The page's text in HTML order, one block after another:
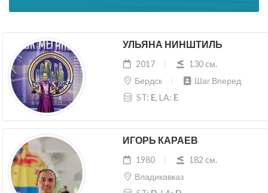
УЛЬЯНА НИНШТИЛЬ
2017
130 cм.
Бердск
Шаг Вперед
ST: E, LA: E
ИГОРЬ КАРАЕВ
1980
182 cм.
Владикавказ